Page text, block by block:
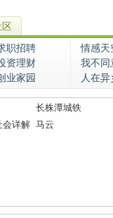
职招聘 情感天
资理财 我不同
业家园 人在异
长株潭城铁
会详解 马云